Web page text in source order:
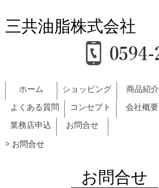
三共油脂株式会社
ホーム ショッピング
商品紹介
よくある質問
コンセプト 会社概要
業務店申込
お問合せ
> お問合せ
お問合せ